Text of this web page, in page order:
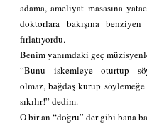
adama, ameliyat masasına
doktorlara bakışına
fırlatıyordu.
Benim yanımdaki geç
“Bunu iskemleye oturtup
olmaz, bağdaş kurup söylemeğe
sıkılır!” dedim.
O bir an “doğru” der gibi bana